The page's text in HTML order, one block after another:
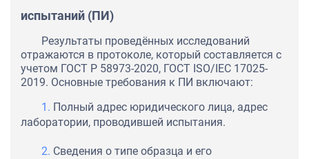
испытаний (ПИ)
Результаты проведённых исследований
отражаются в протоколе, который составляется с
учетом ГОСТ Р 58973-2020, ГОСТ ISO/IEC 17025-
2019. Основные требования к ПИ включают:
Полный адрес юридического лица, адрес
лаборатории, проводившей испытания.
Сведения о типе образца и его